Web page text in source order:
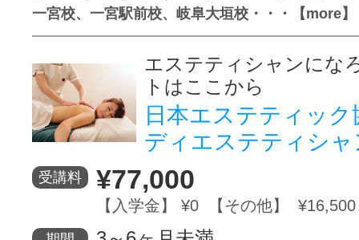
一宮校、一宮駅前校、岐阜大垣校・・・【more】
エステティシャンにな
トはここから
日本エステティッ
ディエステティシ
受講料 ¥77,000
【入学金】 ¥0 【その他】 ¥16,500